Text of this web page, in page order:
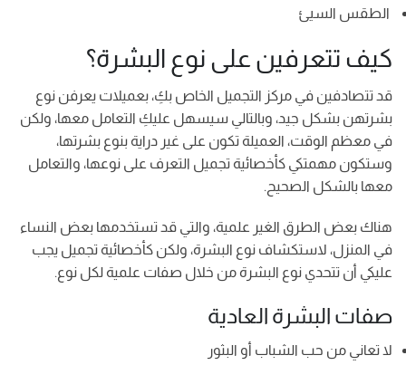
الطقس السيئ
كيف تتعرفين على نوع البشرة؟
قد تتصادفين في مركز التجميل الخاص بكِ، بعميلات يعرفن نوع
بشرتهن بشكل جيد، وبالتالي سيسهل عليكِ التعامل معها، ولكن
في معظم الوقت، العميلة تكون على غير دراية بنوع بشرتها،
وستكون مهمتكي كأخصائية تجميل التعرف على نوعها، والتعامل
معها بالشكل الصحيح.
هناك بعض الطرق الغير علمية، والتي قد تستخدمها بعض النساء
في المنزل، لاستكشاف نوع البشرة، ولكن كأخصائية تجميل يجب
عليكي أن تتحدي نوع البشرة من خلال صفات علمية لكل نوع.
صفات البشرة العادية
لا تعاني من حب الشباب أو البثور